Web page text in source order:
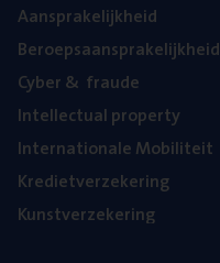
Aan­spra­ke­lijk­heid
Beroeps­aan­spra­ke­lijk­heid
Cyber& fraude
Intel­lec­tu­al property
Inter­na­ti­o­na­le Mobiliteit
Kre­diet­ver­ze­ke­ring
Kunst­ver­ze­ke­ring